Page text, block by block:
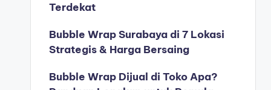
Terdekat
Bubble Wrap Surabaya di 7 Lokasi
Strategis & Harga Bersaing
Bubble Wrap Dijual di Toko Apa?